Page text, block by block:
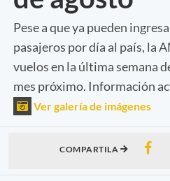
Pese a que ya pueden
pasajeros por día al país, la
vuelos en la última semana
mes próximo. Información
Ver galería de imágenes
COMPARTILA